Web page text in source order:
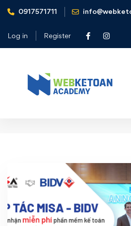
0917571711
Log in Register
Home
tử MISA meInvoice
SME.NET 2020 và